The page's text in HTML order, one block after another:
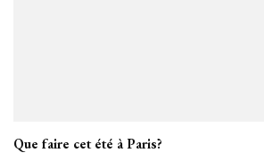
Que faire cet été à Paris?